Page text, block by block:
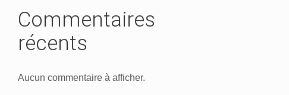
Commentaires
récents
Aucun commentaire à afficher.